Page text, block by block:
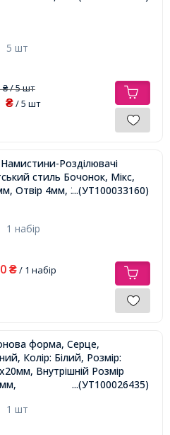
5 шт
₴/ 5 шт
₴/ 5 шт
Розділювачі
стиль Бочонок, Мікс,
Отвір 4мм, 30шт/набір,
...(УТ100033160)
1 набір
₴/ 1 набір
форма, Серце,
Колір: Білий, Розмір:
Внутрішній Розмір
...(УТ100026435)
1 шт